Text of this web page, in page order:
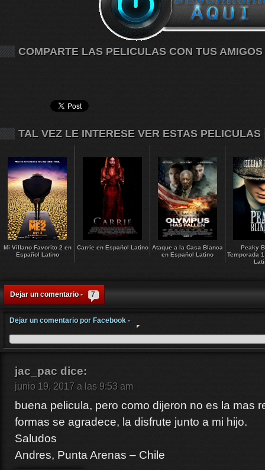
COMPARTE LAS PELICULAS CON TUS AMIGOS
TAL VEZ LE INTERESE VER ESTAS PELICULAS
Mi Villano Favorito 2 en
Español Latino
Carrie en Español Latino Ataque a la Casa Blanca
en Español Latino
Peaky
Temporada
Dejar un comentario - 7
Dejar un comentario por Facebook -
jac_pac dice:
junio 19, 2017 a las 9:53 am
buena pelicula, pero como dijeron no es la mas
formas se agradece, la disfrute junto a mi hijo.
Saludos
Andres, Punta Arenas – Chile